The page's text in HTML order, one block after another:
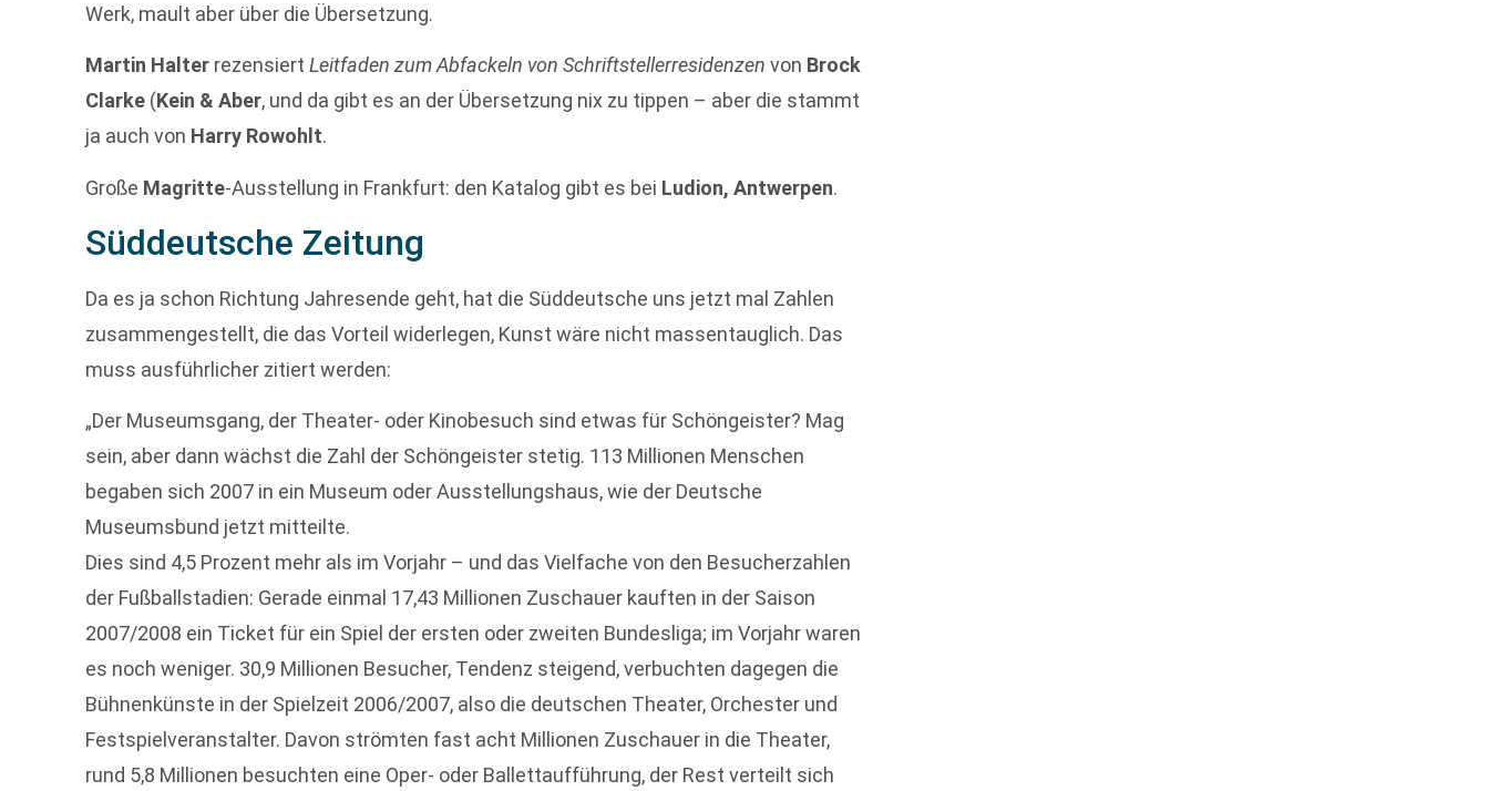
Werk, mault aber über die Übersetzung.
Martin Halter rezensiertLeitfaden zum Abfackeln von Schriftstellerresidenzen von Brock
Clarke (Kein & Aber, und da gibt es an der Übersetzung nix zu tippen – aber die stammt
ja auch von Harry Rowohlt.
Große Magritte-Ausstellung in Frankfurt: den Katalog gibt es bei Ludion, Antwerpen.
Süddeutsche Zeitung
Da es ja schon Richtung Jahresende geht, hat die Süddeutsche uns jetzt mal Zahlen
zusammengestellt, die das Vorteil widerlegen, Kunst wäre nicht massentauglich. Das
muss ausführlicher zitiert werden:
„Der Museumsgang, der Theater- oder Kinobesuch sind etwas für Schöngeister? Mag
sein, aber dann wächst die Zahl der Schöngeister stetig. 113 Millionen Menschen
begaben sich 2007 in ein Museum oder Ausstellungshaus, wie der Deutsche
Museumsbund jetzt mitteilte.
Dies sind 4,5 Prozent mehr als im Vorjahr – und das Vielfache von den Besucherzahlen
der Fußballstadien: Gerade einmal 17,43 Millionen Zuschauer kauften in der Saison
2007/2008 ein Ticket für ein Spiel der ersten oder zweiten Bundesliga; im Vorjahr waren
es noch weniger. 30,9 Millionen Besucher, Tendenz steigend, verbuchten dagegen die
Bühnenkünste in der Spielzeit 2006/2007, also die deutschen Theater, Orchester und
Festspielveranstalter. Davon strömten fast acht Millionen Zuschauer in die Theater,
rund 5,8 Millionen besuchten eine Oper- oder Ballettaufführung, der Rest verteilt sich